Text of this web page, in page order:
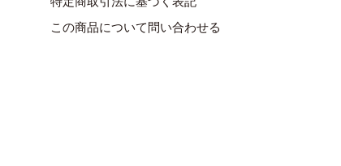
この商品について問い合わせる